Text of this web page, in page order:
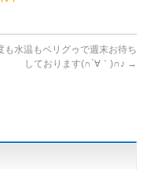
も水温もベリグゥで週末お待ち
しております(∩´∀｀)∩♪ →